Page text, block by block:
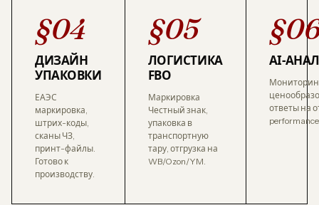
§04
ДИЗАЙН
УПАКОВКИ
ЕАЭС
маркировка,
штрих-коды,
сканы ЧЗ,
принт-файлы.
Готово к
производству.
§05
ЛОГИСТИКА
FBO
Маркировка
Честный знак,
упаковка в
транспортную
тару, отгрузка на
WB/Ozon/YM.
AI-
ответы на